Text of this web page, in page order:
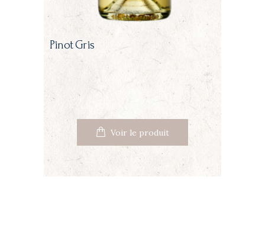
Pinot Gris
Voir le produit